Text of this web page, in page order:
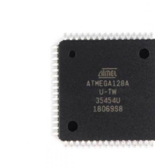
hệ thống soc trên chip
IC MPU
CPLD PLD